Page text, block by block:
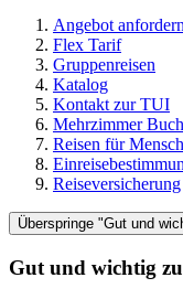
Angebot anfordern
Flex Tarif
Gruppenreisen
Katalog
Kontakt zur TUI
Mehrzimmer
Reisen für
Reiseversicherung
Überspringe "Gut und
Gut und wichtig zu